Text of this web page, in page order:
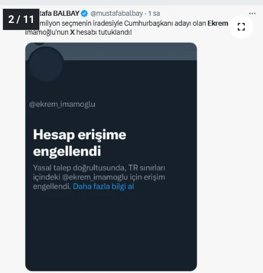
2 / 11Teknoloji
Türkiye'nin Geleceği
Yerel Gündem
Yerel Yaşam
Canlı Yayın